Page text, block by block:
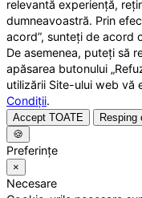
relevantă experiență,
dumneavoastră. Prin
acord”, sunteți de acord
De asemenea, puteți să
apăsarea butonului
utilizării Site-ului web vă
Condiții.
Accept TOATE Resping
🍪
Preferințe
×
Necesare